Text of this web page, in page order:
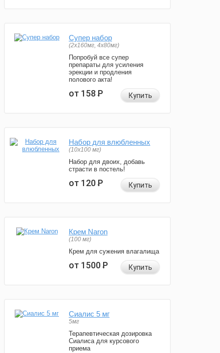
Супер набор
(2х160мг, 4х80мг)
Попробуй все супер
препараты для усиления
эрекции и продления
полового акта!
от 158Р Купить
Набор для влюбленных
(10х100 мг)
Набор для двоих, добавь
страсти в постель!
от 120Р Купить
Крем Naron
(100 мг)
Крем для сужения влагалища
от 1500Р Купить
Сиалис 5 мг
5мг
Терапевтическая дозировка
Сиалиса для курсового
приема